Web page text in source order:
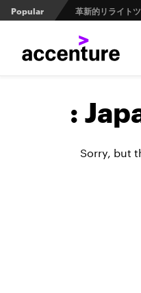
Popular
日本の金融業界
顧客価値と企業
:
Sorry, but